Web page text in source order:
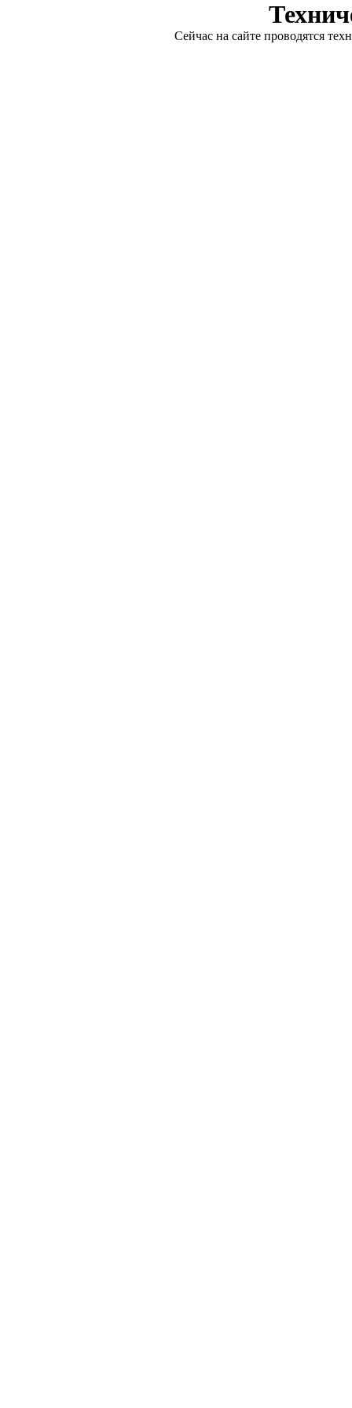
Сейчас на сайте проводятся